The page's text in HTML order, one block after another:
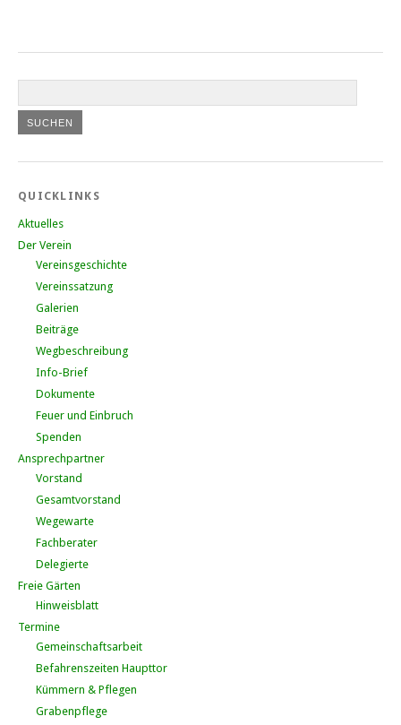
QUICKLINKS
Aktuelles
Der Verein
Vereinsgeschichte
Vereinssatzung
Galerien
Beiträge
Wegbeschreibung
Info-Brief
Dokumente
Feuer und Einbruch
Spenden
Ansprechpartner
Vorstand
Gesamtvorstand
Wegewarte
Fachberater
Delegierte
Freie Gärten
Hinweisblatt
Termine
Gemeinschaftsarbeit
Befahrenszeiten Haupttor
Kümmern & Pflegen
Grabenpflege